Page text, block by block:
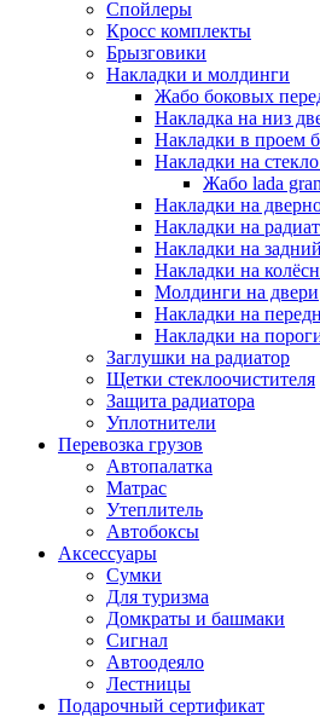
Спойлеры
Кросс комплекты
Брызговики
Накладки и молдинги
Жабо боковых
Накладка на низ
Накладки в проем
Накладки на
Жабо lada
Накладки на
Накладки на
Накладки на
Накладки на
Молдинги на двери
Накладки на
Накладки на
Заглушки на радиатор
Щетки стеклоочистителя
Защита радиатора
Уплотнители
Перевозка грузов
Автопалатка
Матрас
Утеплитель
Автобоксы
Аксессуары
Сумки
Для туризма
Домкраты и башмаки
Сигнал
Автоодеяло
Лестницы
Подарочный сертификат